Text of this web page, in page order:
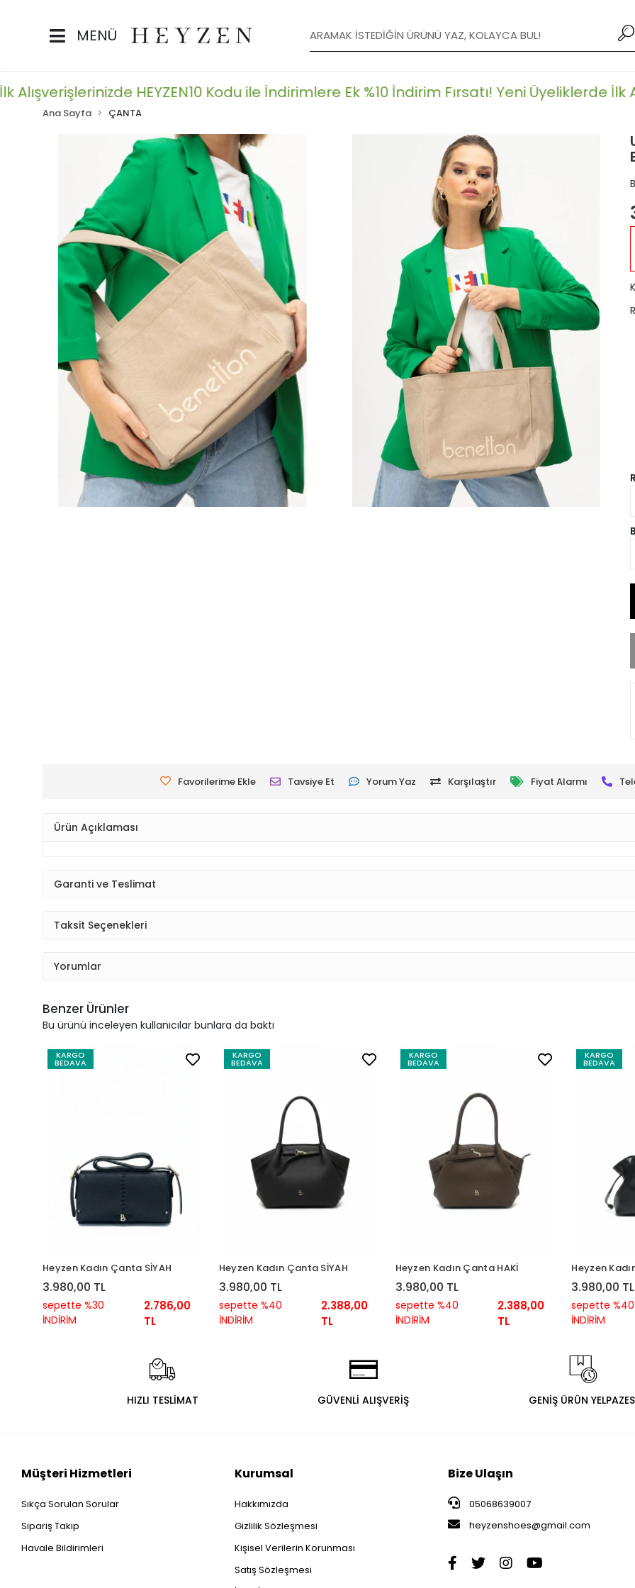
HEYZEN10 Kodu ile İndirimlere Ek %10 İndirim Fırsatı! Yeni Üyeliklerde İlk
MENÜ
Ana Sayfa ÇANTA
Favorilerime Ekle Tavsiye Et Yorum Yaz Karşılaştır Fiyat Alarmı
Ürün Açıklaması
Garanti ve Teslimat
Taksit Seçenekleri
Yorumlar
Benzer Ürünler
Bu ürünü inceleyen kullanıcılar bunlara da baktı
KARGO
BEDAVA
Heyzen Kadın Çanta SİYAH
3.980,00 TL
sepette %30
İNDİRİM
2.786,00
TL
KARGO
BEDAVA
Heyzen Kadın Çanta SİYAH
3.980,00 TL
sepette %40
İNDİRİM
2.388,00
TL
KARGO
BEDAVA
Heyzen Kadın Çanta HAKİ
3.980,00 TL
sepette %40
İNDİRİM
2.388,00
TL
KARGO
BEDAVA
Heyzen
3.980,00 TL
sepette %40
İNDİRİM
HIZLI TESLİMAT GÜVENLİ ALIŞVERİŞ GENİŞ ÜRÜN
Müşteri Hizmetleri
Sıkça Sorulan Sorular
Sipariş Takip
Havale Bildirimleri
Kurumsal
Hakkımızda
Gizlilik Sözleşmesi
Kişisel Verilerin Korunması
Satış Sözleşmesi
Bize Ulaşın
05068639007
heyzenshoes@gmail.com